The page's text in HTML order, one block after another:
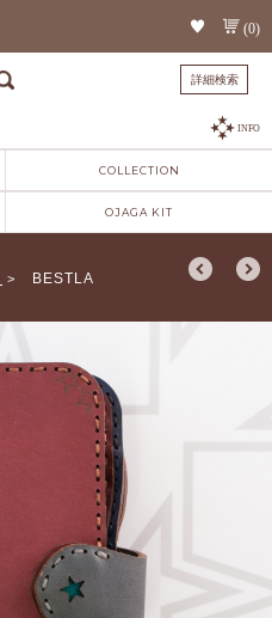
(0)
詳細検索
INFO
COLLECTION
OJAGA KIT
>
BESTLA